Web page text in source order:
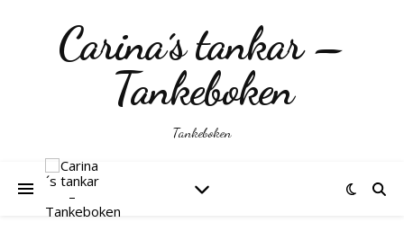
Carina´s tankar –
Tankeboken
Tankeboken